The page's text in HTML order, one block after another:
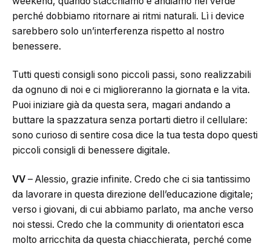
perché dobbiamo ritornare ai ritmi naturali. Lì i device
sarebbero solo un’interferenza rispetto al nostro
benessere.
Tutti questi consigli sono piccoli passi, sono realizzabili
da ognuno di noi e ci miglioreranno la giornata e la vita.
Puoi iniziare già da questa sera, magari andando a
buttare la spazzatura senza portarti dietro il cellulare:
sono curioso di sentire cosa dice la tua testa dopo questi
piccoli consigli di benessere digitale.
VV – Alessio, grazie infinite. Credo che ci sia tantissimo
da lavorare in questa direzione dell’educazione digitale;
verso i giovani, di cui abbiamo parlato, ma anche verso
noi stessi. Credo che la community di orientatori esca
molto arricchita da questa chiacchierata, perché come